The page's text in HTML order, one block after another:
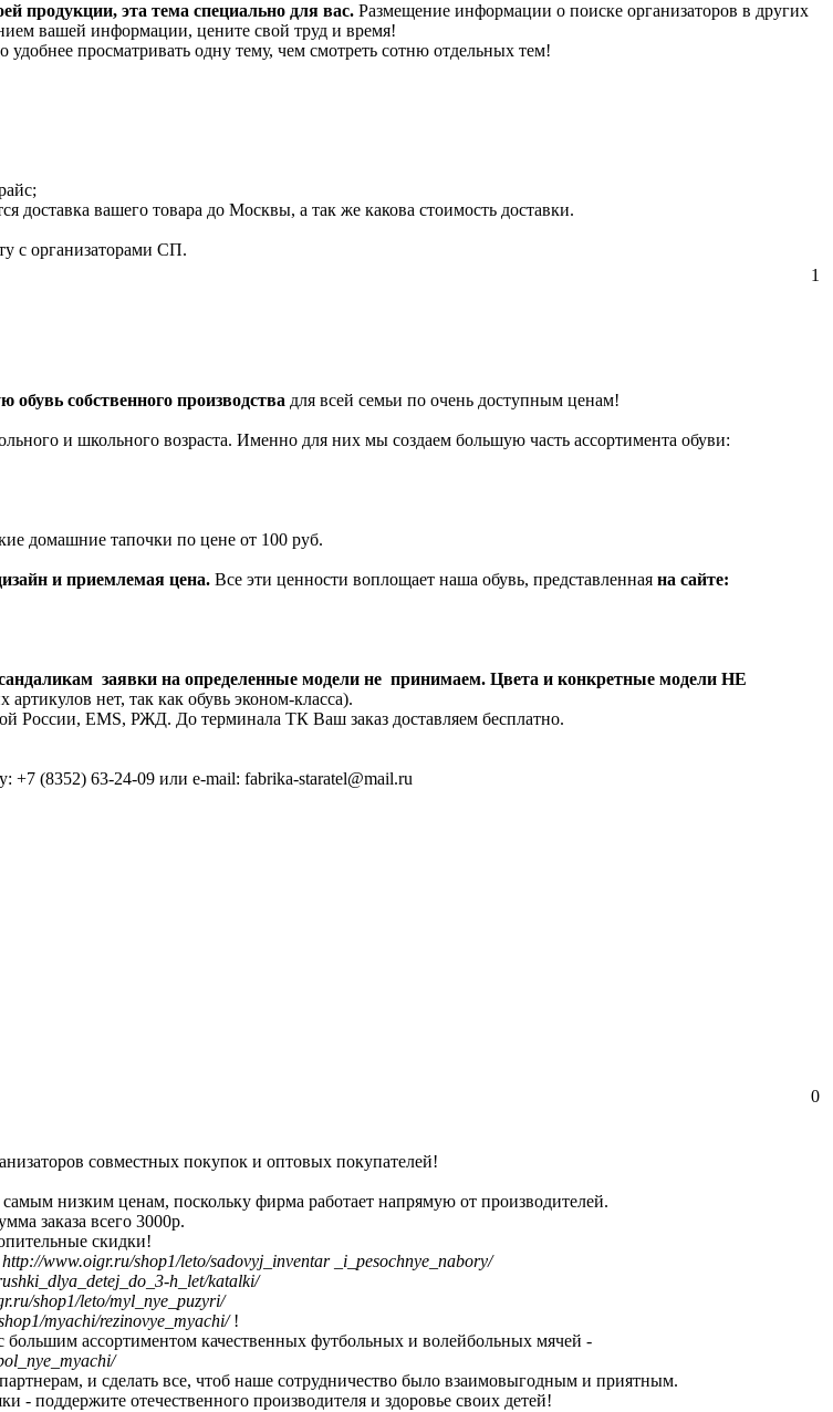
продукции, эта тема специально для вас. Размещение информации о поиске организаторов в других
вашей информации, цените свой труд и время!
просматривать одну тему, чем смотреть сотню отдельных тем!
доставка вашего товара до Москвы, а так же какова стоимость доставки.
с организаторами СП.
1
обувь собственного производства для всей семьи по очень доступным ценам!
и школьного возраста. Именно для них мы создаем большую часть ассортимента обуви:
домашние тапочки по цене от 100 руб.
и приемлемая цена. Все эти ценности воплощает наша обувь, представленная на сайте:
заявки на определенные модели не принимаем. Цвета и конкретные модели НЕ
нет, так как обувь эконом-класса).
России, EMS, РЖД. До терминала ТК Ваш заказ доставляем бесплатно.
(8352) 63-24-09 или e-mail: fabrika-staratel@mail.ru
0
совместных покупок и оптовых покупателей!
низким ценам, поскольку фирма работает напрямую от производителей.
заказа всего 3000р.
скидки!
http://www.oigr.ru/shop1/leto/sadovyj_inventar _i_pesochnye_nabory/
h_let/katalki/
shop1/leto/myl_nye_puzyri/
myachi/rezinovye_myachi/!
большим ассортиментом качественных футбольных и волейбольных мячей -
и сделать все, чтоб наше сотрудничество было взаимовыгодным и приятным.
- поддержите отечественного производителя и здоровье своих детей!